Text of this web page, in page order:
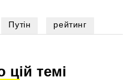
Путін рейтинг
цій темі